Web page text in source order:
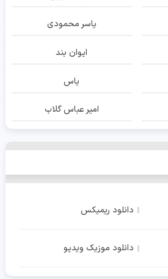
یاسر محمودی
ایوان بند
یاس
امیر عباس گلاب
دانلود ریمیکس
دانلود موزیک ویدیو